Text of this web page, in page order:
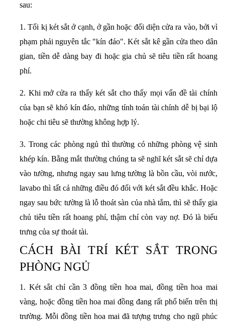
sau:
1. Tối kị két sắt ở cạnh, ở gần hoặc đối diện cửa ra vào, bởi vì
phạm phải nguyên tắc "kín đáo". Két sắt kê gần cửa theo dân
gian, tiền dễ dàng bay đi hoặc gia chủ sẽ tiêu tiền rất hoang
phí.
2. Khi mở cửa ra thấy két sắt cho thấy mọi vấn đề tài chính
của bạn sẽ khó kín đáo, những tính toán tài chính dễ bị bại lộ
hoặc chi tiêu sẽ thường không hợp lý.
3. Trong các phòng ngủ thì thường có những phòng vệ sinh
khép kín. Bằng mắt thường chúng ta sẽ nghĩ két sắt sẽ chỉ dựa
vào tường, nhưng ngay sau lưng tường là bồn cầu, vòi nước,
lavabo thì tất cả những điều đó đối với két sắt đều khắc. Hoặc
ngay sau bức tường là lỗ thoát sàn của nhà tắm, thì sẽ thấy gia
chủ tiêu tiền rất hoang phí, thậm chí còn vay nợ. Đó là biểu
trưng của sự thoát tài.
CÁCH BÀI TRÍ KÉT SẮT TRONG
PHÒNG NGỦ
1. Két sắt chỉ cần 3 đồng tiền hoa mai, đồng tiền hoa mai
vàng, hoặc đồng tiền hoa mai đồng đang rất phổ biến trên thị
trường. Mỗi đồng tiền hoa mai đã tượng trưng cho ngũ phúc